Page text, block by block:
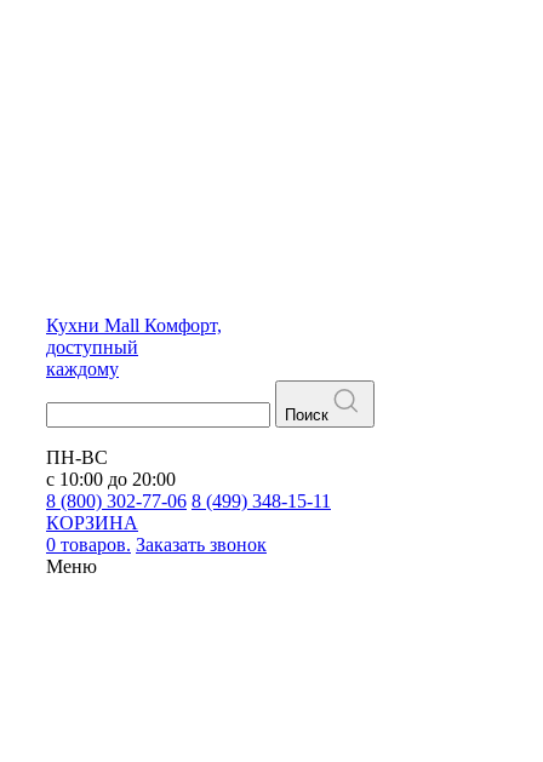
Кухни Mall Комфорт,
доступный
каждому
Поиск
ПН-ВС
с 10:00 до 20:00
8 (800) 302-77-06 8 (499) 348-15-11
КОРЗИНА
0 товаров. Заказать звонок
Меню